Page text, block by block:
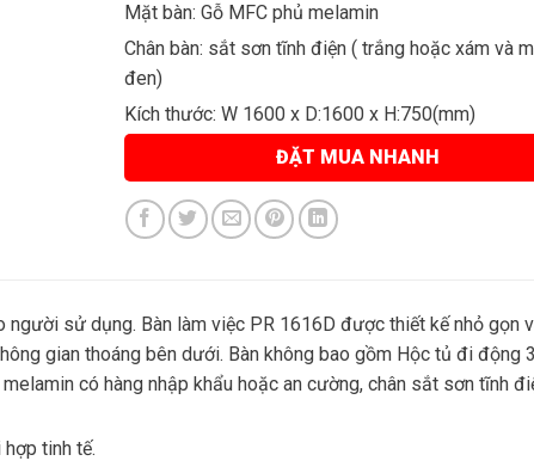
Mặt bàn: Gỗ MFC phủ melamin
Chân bàn: sắt sơn tĩnh điện ( trắng hoặc xám và
đen)
Kích thước: W 1600 x D:1600 x H:750(mm)
ĐẶT MUA NHANH
sử dụng. Bàn làm việc PR 1616D được thiết kế nhỏ gọn
gian thoáng bên dưới. Bàn không bao gồm Hộc tủ đi động
có hàng nhập khẩu hoặc an cường, chân sắt sơn tĩnh
tinh tế.